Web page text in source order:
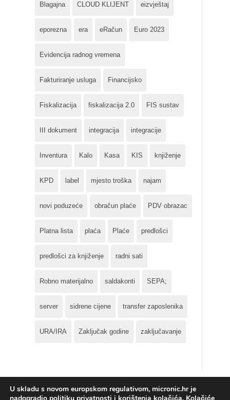
Blagajna CLOUD KLIJENT eizvještaj
eporezna era eRačun Euro 2023
Evidencija radnog vremena
Fakturiranje usluga Financijsko
Fiskalizacija fiskalizacija 2.0 FIS sustav
III dokument integracija integracije
Inventura Kalo Kasa KIS knjiženje
KPD label mjesto troška najam
novi poduzeće obračun plaće PDV obrazac
Platna lista plaća Plaće predlošci
predlošci za knjiženje radni sati
Robno materijalno saldakonti SEPA;
server sidrene cijene transfer zaposlenika
URA/IRA Zaključak godine zaključavanje
U skladu s novom europskom regulativom, micronic.hr je